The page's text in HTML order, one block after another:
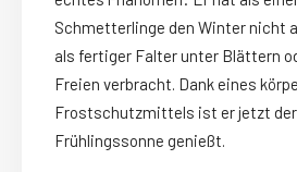
Schmetterlinge den Winter nicht
als fertiger Falter unter Blättern
Freien verbracht. Dank eines
Frostschutzmittels ist er jetzt
Frühlingssonne genießt.